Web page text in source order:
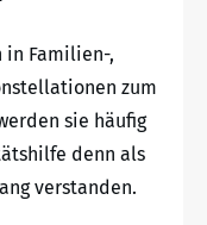
in Familien-,
zum
sie häufig
denn als
verstanden.